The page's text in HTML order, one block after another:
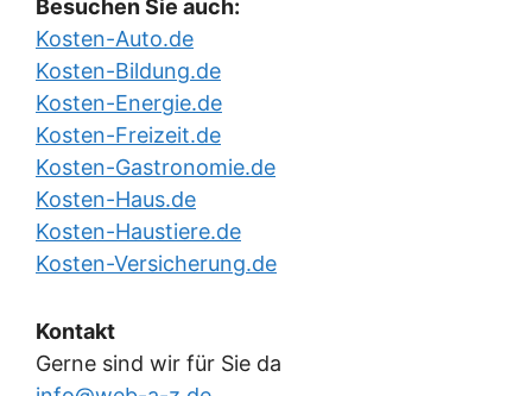
Besuchen Sie auch:
Kosten-Auto.de
Kosten-Bildung.de
Kosten-Energie.de
Kosten-Freizeit.de
Kosten-Gastronomie.de
Kosten-Haus.de
Kosten-Haustiere.de
Kosten-Versicherung.de
Kontakt
Gerne sind wir für Sie da